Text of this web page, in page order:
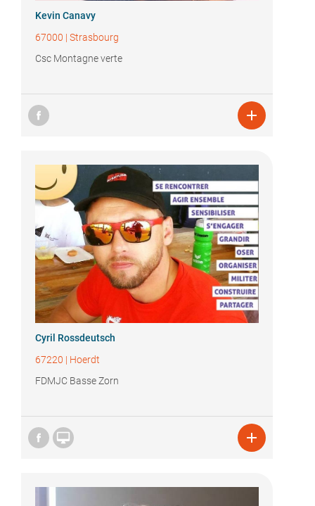
Kevin Canavy
67000 | Strasbourg
Csc Montagne verte

Cyril Rossdeutsch
67220 | Hoerdt
FDMJC Basse Zorn
 